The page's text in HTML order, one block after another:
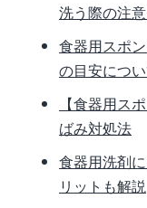
洗う際の注
食器用スポ
の目安につ
【食器用ス
ばみ対処法
食器用洗剤
リットも解説